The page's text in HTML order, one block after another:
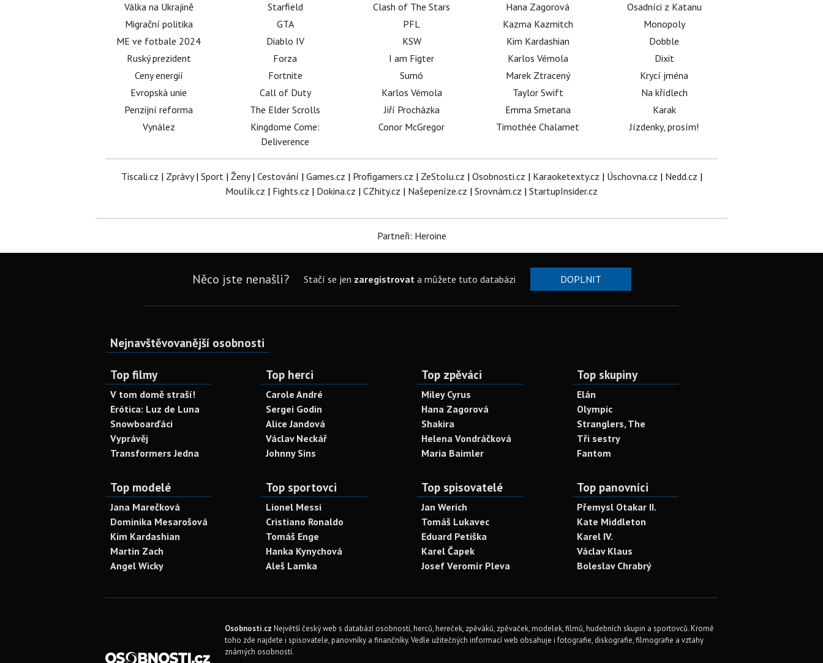
Válka na Ukrajině
Migrační politika
ME ve fotbale 2024
Ruský prezident
Ceny energií
Evropská unie
Penzijní reforma
Vynález
Starfield
GTA
Diablo IV
Forza
Fortnite
Call of Duty
The Elder Scrolls
Kingdome Come:
Deliverence
Clash of The Stars
PFL
KSW
I am Figter
Sumó
Karlos Vémola
Jiří Procházka
Conor McGregor
Hana Zagorová
Kazma Kazmitch
Kim Kardashian
Karlos Vémola
Marek Ztracený
Taylor Swift
Emma Smetana
Timothée Chalamet
Osadníci z Katanu
Monopoly
Dobble
Dixit
Krycí jména
Na křídlech
Karak
Jízdenky, prosím!
Tiscali.cz | Zprávy| Sport| Ženy| Cestování | Games.cz | Profigamers.cz | ZeStolu.cz | Osobnosti.cz | Karaoketexty.cz | Úschovna.cz | Nedd.cz |
Moulík.cz | Fights.cz | Dokina.cz | CZhity.cz | Našepeníze.cz | Srovnám.cz | StartupInsider.cz
Partneři: Heroine
Něco jste nenašli? Stačí se jen zaregistrovata můžete tuto databázi DOPLNIT
Nejnavštěvovanější osobnosti
Top filmy
V tom domě straší!
Erótica: Luz de Luna
Snowboarďáci
Vyprávěj
Transformers Jedna
Top herci
Carole André
Sergei Godin
Alice Jandová
Václav Neckář
Johnny Sins
Top zpěváci
Miley Cyrus
Hana Zagorová
Shakira
Helena Vondráčková
Maria Baimler
Top skupiny
Elán
Olympic
Stranglers, The
Tři sestry
Fantom
Top modelé
Jana Marečková
Dominika Mesarošová
Kim Kardashian
Martin Zach
Angel Wicky
Top sportovci
Lionel Messi
Cristiano Ronaldo
Tomáš Enge
Hanka Kynychová
Aleš Lamka
Top spisovatelé
Jan Werich
Tomáš Lukavec
Eduard Petiška
Karel Čapek
Josef Veromír Pleva
Top panovníci
Přemysl Otakar II.
Kate Middleton
Karel IV.
Václav Klaus
Boleslav Chrabrý
Osobnosti.cz Největší český web s databází osobností, herců, hereček, zpěváků, zpěvaček, modelek, filmů, hudebních skupin a sportovců. Kromě
toho zde najdete i spisovatele, panovníky a finančníky. Vedle užitečných informací web obsahuje i fotografie, diskografie, filmografie a vztahy
známých osobností.